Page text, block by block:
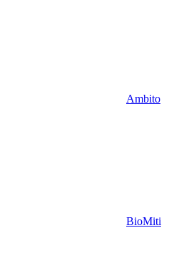
Ambito
BioMiti